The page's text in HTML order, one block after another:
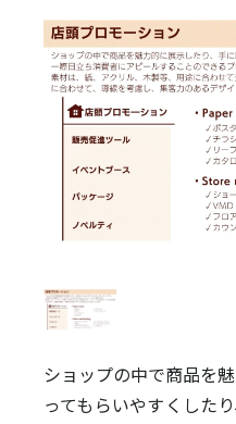
ショップの中で商品を
ってもらいやすくした